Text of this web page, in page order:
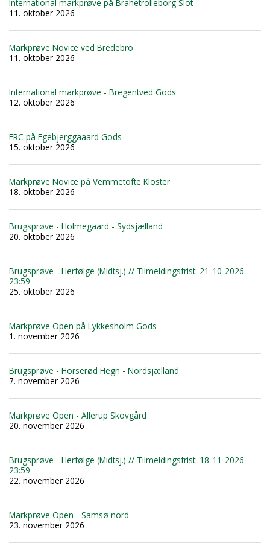
International markprøve på Brahetrolleborg Slot
11. oktober 2026
Markprøve Novice ved Bredebro
11. oktober 2026
International markprøve - Bregentved Gods
12. oktober 2026
ERC på Egebjerggaaard Gods
15. oktober 2026
Markprøve Novice på Vemmetofte Kloster
18. oktober 2026
Brugsprøve - Holmegaard - Sydsjælland
20. oktober 2026
Brugsprøve - Herfølge (Midtsj.) // Tilmeldingsfrist: 21-10-2026
23:59
25. oktober 2026
Markprøve Open på Lykkesholm Gods
1. november 2026
Brugsprøve - Horserød Hegn - Nordsjælland
7. november 2026
Markprøve Open - Allerup Skovgård
20. november 2026
Brugsprøve - Herfølge (Midtsj.) // Tilmeldingsfrist: 18-11-2026
23:59
22. november 2026
Markprøve Open - Samsø nord
23. november 2026